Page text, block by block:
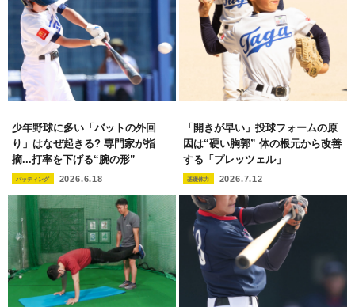
少年野球に多い「バットの外回
り」はなぜ起きる? 専門家が指
摘...打率を下げる“腕の形”
バッティング 2026.6.18
「開きが早い」投球フォームの原
因は“硬い胸郭” 体の根元から改善
する「プレッツェル」
基礎体力 2026.7.12